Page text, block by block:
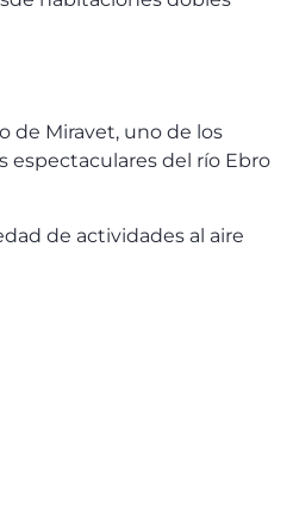
de Miravet, uno de los
espectaculares del río Ebro
de actividades al aire